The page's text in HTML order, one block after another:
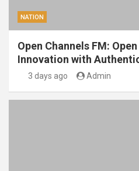
NATION
Open Channels FM:
Innovation with
3 days ago Admin